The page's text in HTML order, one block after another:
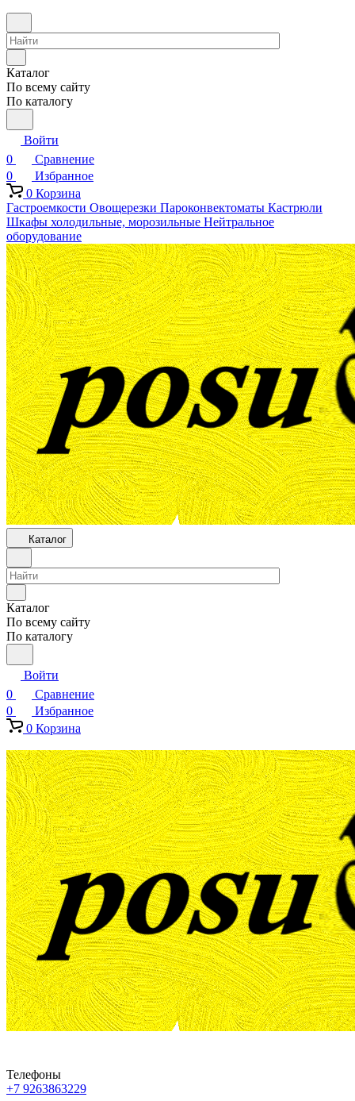
Каталог
По всему сайту
По каталогу
Войти
0
Сравнение
0
Избранное
0 Корзина
Гастроемкости Овощерезки Пароконвектоматы Кастрюли
Шкафы холодильные, морозильные Нейтральное
оборудование
Каталог
Каталог
По всему сайту
По каталогу
Войти
0
Сравнение
0
Избранное
0 Корзина
Телефоны
+7 9263863229